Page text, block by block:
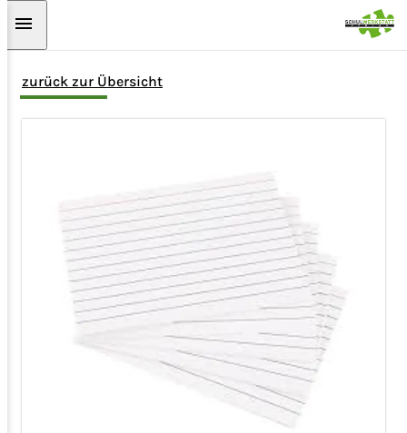
Zum Hauptinhalt springen
zurück zur Übersicht